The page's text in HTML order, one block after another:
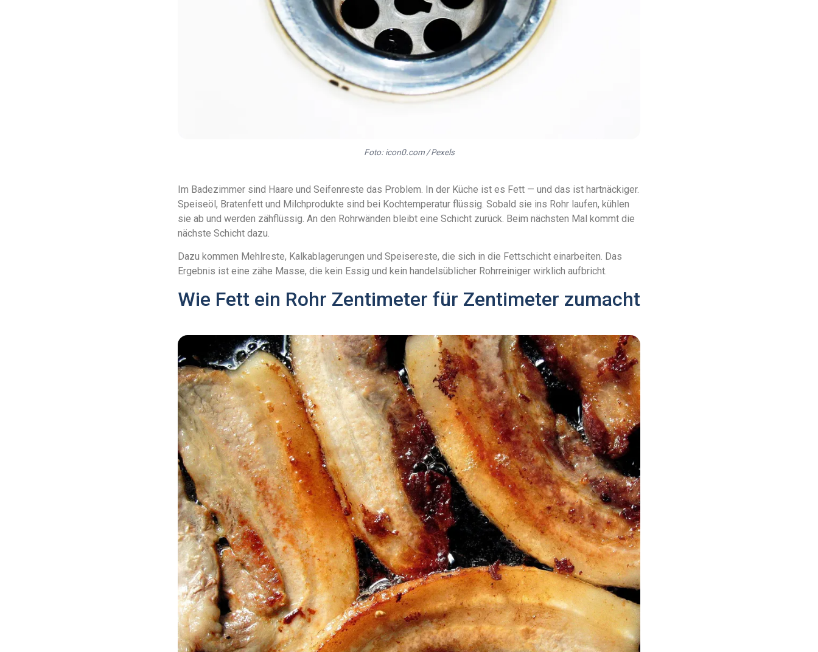
Foto: icon0.com / Pexels
Im Badezimmer sind Haare und Seifenreste das Problem. In der Küche ist es Fett — und das ist hartnäckiger.
Speiseöl, Bratenfett und Milchprodukte sind bei Kochtemperatur flüssig. Sobald sie ins Rohr laufen, kühlen
sie ab und werden zähflüssig. An den Rohrwänden bleibt eine Schicht zurück. Beim nächsten Mal kommt die
nächste Schicht dazu.
Dazu kommen Mehlreste, Kalkablagerungen und Speisereste, die sich in die Fettschicht einarbeiten. Das
Ergebnis ist eine zähe Masse, die kein Essig und kein handelsüblicher Rohrreiniger wirklich aufbricht.
Wie Fett ein Rohr Zentimeter für Zentimeter zumacht